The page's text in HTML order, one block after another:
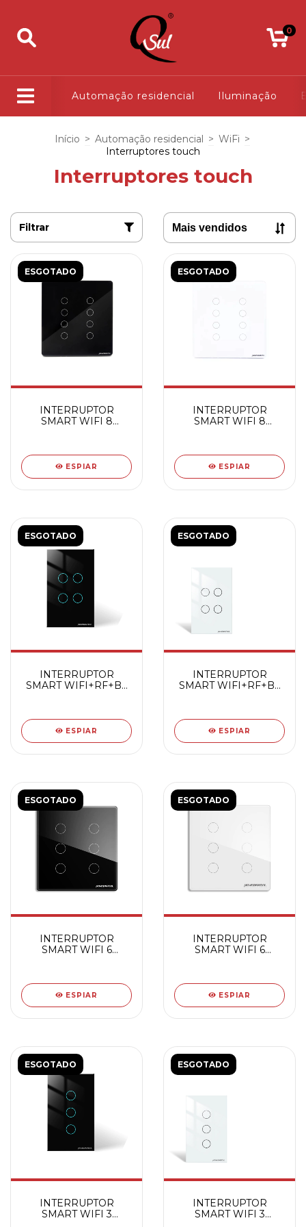
0
Automação residencial Iluminação
Início > Automação residencial > WiFi >
Interruptores touch
Interruptores touch
Filtrar
ESGOTADO
INTERRUPTOR
SMART WIFI 8
ESPIAR
ESGOTADO
INTERRUPTOR
SMART WIFI 8
ESPIAR
ESGOTADO
INTERRUPTOR
SMART WIFI+RF+BT
ESPIAR
ESGOTADO
INTERRUPTOR
SMART WIFI+RF+BT
ESPIAR
ESGOTADO
INTERRUPTOR
SMART WIFI 6
ESPIAR
ESGOTADO
INTERRUPTOR
SMART WIFI 6
ESPIAR
ESGOTADO
INTERRUPTOR
SMART WIFI 3
ESGOTADO
INTERRUPTOR
SMART WIFI 3